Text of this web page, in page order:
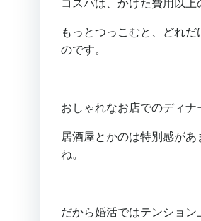
もっとつっこむと、どれ
のです。
おしゃれなお店でのディ
居酒屋とかのは特別感が
ね。
だから婚活ではテンショ